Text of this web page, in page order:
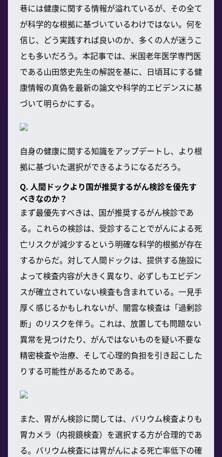
巷には健康に関する情報が溢れているが、その全て
が科学的な根拠に基づいているわけではない。何を
信じ、どう実践すれば良いのか、多くの人が迷うこ
とも多いだろう。本記事では、米国老年医学専門医
である山田悠史先生の解説を基に、日頃耳にする健
康情報の真偽を最新の論文や科学的エビデンスに基
づいて明らかにする。
自身の健康に関する知識をアップデートし、より根
拠に基づいた選択ができるようになるだろう。
Q. 人間ドックより国が推奨するがん検診を優先す
べきなのか？
まず最優先すべきは、国が推奨するがん検診であ
る。これらの検診は、受診することでがんによる死
亡リスクが減少するという明確な科学的根拠が存在
するからだ。対して人間ドックは、提供する施設に
よって検査内容が大きく異なり、必ずしもエビデン
スが確立されていない検査も含まれている。一見手
厚く感じるかもしれないが、闇雲な検査は「過剰診
断」のリスクを伴う。これは、放置しても問題ない
異常を見つけたり、がんではないものを疑い不要な
精密検査や治療、そして心理的負担を引き起こした
りする可能性があるためである。
また、胃がん検診に関しては、バリウム検査よりも
胃カメラ（内視鏡検査）を選択する方が合理的であ
る。バリウム検査には胃がんによる死亡率低下の確